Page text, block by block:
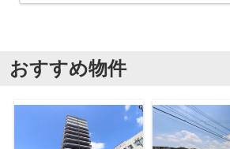
おすすめ物件